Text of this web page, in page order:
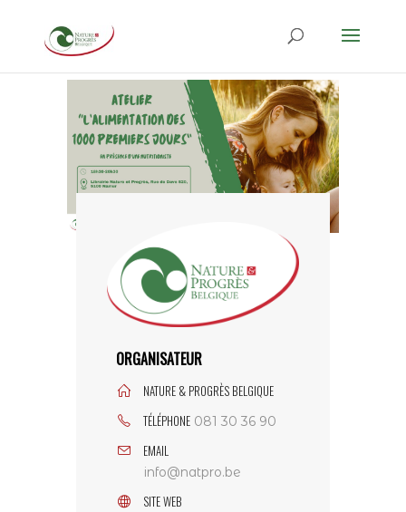
ORGANISATEUR
NATURE & PROGRÈS BELGIQUE
TÉLÉPHONE 081 30 36 90
EMAIL
info@natpro.be
SITE WEB